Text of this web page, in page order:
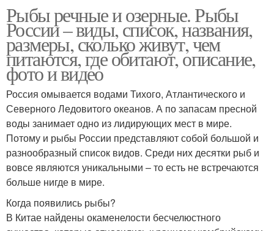
Рыбы речные и озерные. Рыбы
России – виды, список, названия,
размеры, сколько живут, чем
питаются, где обитают, описание,
фото и видео
Россия омывается водами Тихого, Атлантического и
Северного Ледовитого океанов. А по запасам пресной
воды занимает одно из лидирующих мест в мире.
Потому и рыбы России представляют собой большой и
разнообразный список видов. Среди них десятки рыб и
вовсе являются уникальными – то есть не встречаются
больше нигде в мире.
Когда появились рыбы?
В Китае найдены окаменелости бесчелюстного